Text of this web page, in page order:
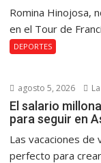
Romina Hinojosa,
en el Tour de
DEPORTES
agosto 5, 2026
El salario
para seguir en
Las vacaciones de
perfecto para